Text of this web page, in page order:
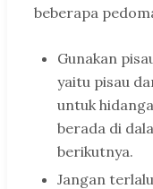
beberapa
Gunakan
yaitu pisau
untuk
berada di
berikutnya.
Jangan